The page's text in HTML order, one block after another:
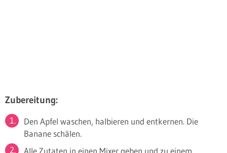
Zubereitung:
Den Apfel waschen, halbieren und entkernen. Die
Banane schälen.
Alle Zutaten in einen Mixer geben und zu einem